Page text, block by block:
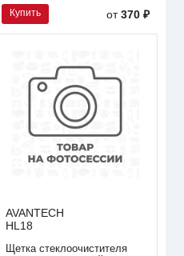
Купить от370 ₽
AVANTECH
HL18
Щетка стеклоочистителя